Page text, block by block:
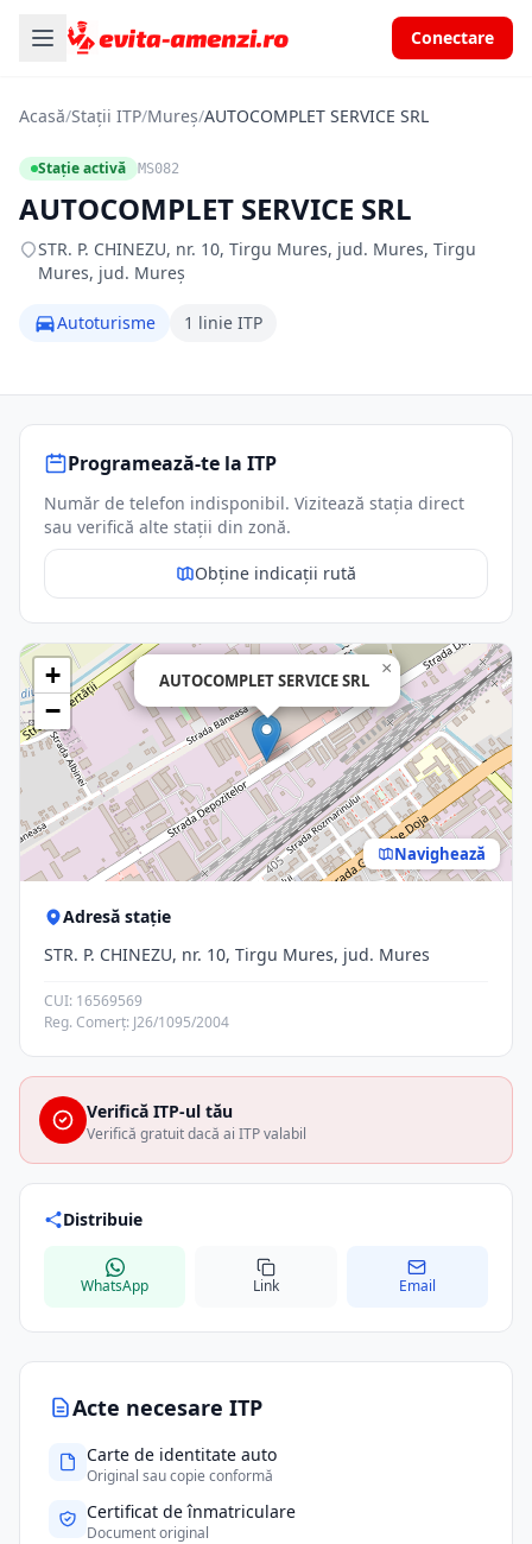
Conectare
Acasă/Stații ITP/Mureș/AUTOCOMPLET SERVICE SRL
Stație activă MS082
AUTOCOMPLET SERVICE SRL
STR. P. CHINEZU, nr. 10, Tirgu Mures, jud. Mures, Tirgu
Mures, jud. Mureș
Autoturisme 1 linie ITP
Acte necesare ITP
Carte de identitate auto
Original sau copie conformă
Certificat de înmatriculare
Document original
Programează-te la ITP
Număr de telefon indisponibil. Vizitează stația direct
sau verifică alte stații din zonă.
Obține indicații rută
AUTOCOMPLET SERVICE SRL
×
+
−
Navighează
Adresă stație
STR. P. CHINEZU, nr. 10, Tirgu Mures, jud. Mures
CUI: 16569569
Reg. Comerț: J26/1095/2004
Verifică ITP-ul tău
Verifică gratuit dacă ai ITP valabil
Distribuie
WhatsApp Link Email